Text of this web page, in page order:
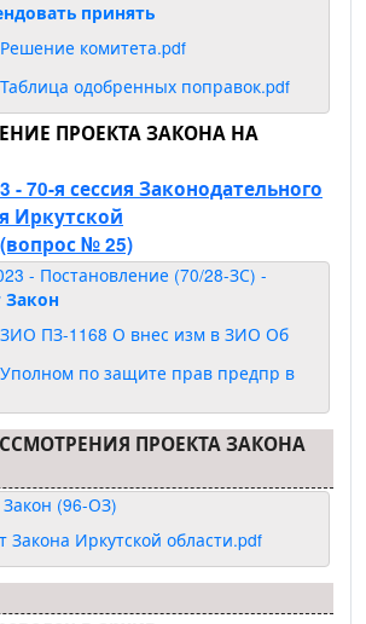
принять
Решение комитета.pdf
Таблица одобренных поправок.pdf
ПРОЕКТА ЗАКОНА НА
- 70-я сессия Законодательного
Иркутской
(вопрос № 25)
- Постановление (70/28-ЗС) -
Закон
ЗИО ПЗ-1168 О внес изм в ЗИО Об
Уполном по защите прав предпр в
Ио.pdf
ПРОЕКТА ЗАКОНА
(96-ОЗ)
Закона Иркутской области.pdf